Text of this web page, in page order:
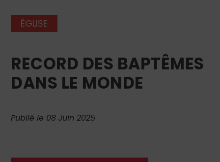
ÉGLISE
RECORD DES BAPTÊMES
DANS LE MONDE
Publié le 08 Juin 2025